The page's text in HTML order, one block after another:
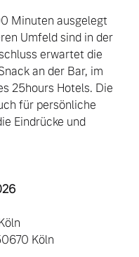
Minuten ausgelegt
Umfeld sind in der
erwartet die
an der Bar, im
25hours Hotels. Die
für persönliche
Eindrücke und
Köln